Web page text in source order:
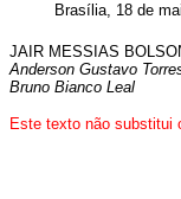
Brasília, 18 de
JAIR MESSIAS
Anderson Gustavo
Bruno Bianco Leal
Este texto não substitui